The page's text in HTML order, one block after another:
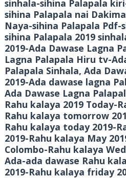
sinhala-sihina Palapala
sihina Palapala nai
Naya-sihina Palapala Pdf-
sihina Palapala 2019
2019-Ada Dawase Lagna
Lagna Palapala Hiru tv-
Palapala Sinhala, Ada
2019-Ada dawase lagna
Ada Dawase Lagna
Rahu kalaya 2019 Today-
Rahu kalaya tomorrow
Rahu kalaya today 2019-
2019-Rahu kalaya May
Colombo-Rahu kalaya
Ada-ada dawase Rahu
2019-Rahu kalaya friday